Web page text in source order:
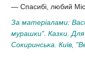
— Спасибі, любий
За матеріалами:
мурашки". Казки. Для
Сокиринська. Київ,